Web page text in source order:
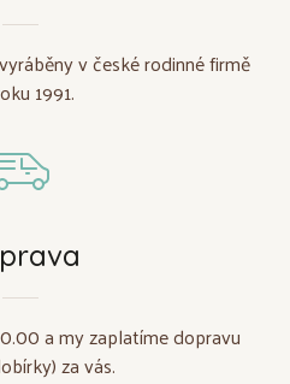
v české rodinné firmě
1991.
a my zaplatíme dopravu
za vás.